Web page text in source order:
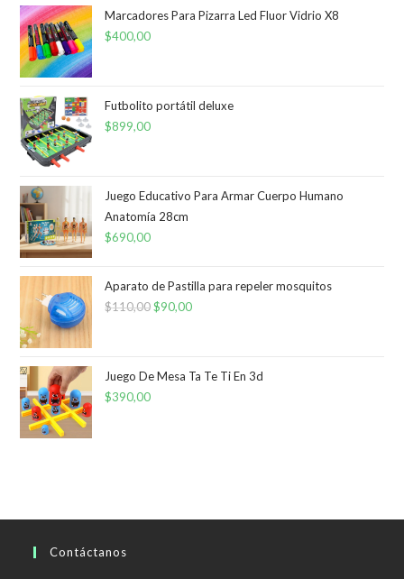
Marcadores Para Pizarra Led Fluor Vidrio X8
$400,00
Futbolito portátil deluxe
$899,00
Juego Educativo Para Armar Cuerpo Humano
Anatomía 28cm
$690,00
Aparato de Pastilla para repeler mosquitos
$110,00El
era:
$90,00El
es:
Juego De Mesa Ta Te Ti En 3d
$390,00
Contáctanos